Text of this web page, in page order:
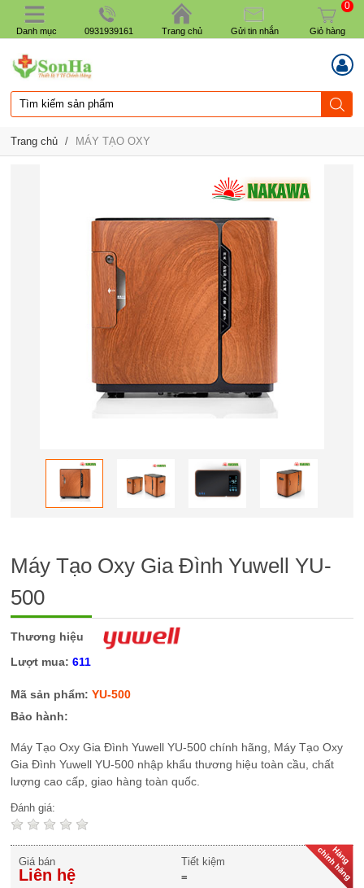
Danh mục 0931939161 Trang chủ Gửi tin nhắn
0
Giỏ hàng
Trang chủ / MÁY TẠO OXY
Máy Tạo Oxy Gia Đình Yuwell YU-
500
Thương hiệu
Lượt mua:611
Mã sản phẩm:YU-500
Bảo hành:
Máy Tạo Oxy Gia Đình Yuwell YU-500 chính hãng, Máy Tạo Oxy
Gia Đình Yuwell YU-500 nhập khẩu thương hiệu toàn cầu, chất
lượng cao cấp, giao hàng toàn quốc.
Đánh giá:
Giá bán
Liên hệ
Tiết kiệm
=